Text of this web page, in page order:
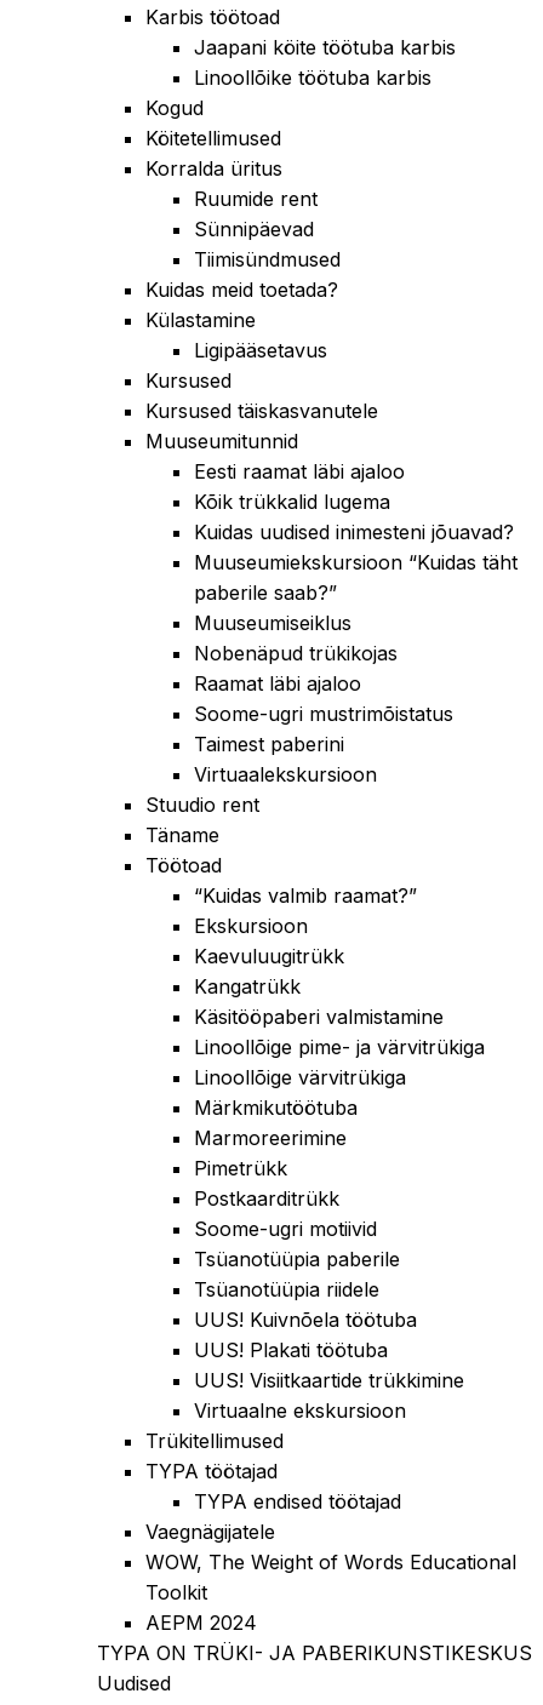
Karbis töötoad
Jaapani köite töötuba karbis
Linoollõike töötuba karbis
Kogud
Köitetellimused
Korralda üritus
Ruumide rent
Sünnipäevad
Tiimisündmused
Kuidas meid toetada?
Külastamine
Ligipääsetavus
Kursused
Kursused täiskasvanutele
Muuseumitunnid
Eesti raamat läbi ajaloo
Kõik trükkalid lugema
Kuidas uudised inimesteni jõuavad?
Muuseumiekskursioon “Kuidas täht
paberile saab?”
Muuseumiseiklus
Nobenäpud trükikojas
Raamat läbi ajaloo
Soome-ugri mustrimõistatus
Taimest paberini
Virtuaalekskursioon
Stuudio rent
Täname
Töötoad
“Kuidas valmib raamat?”
Ekskursioon
Kaevuluugitrükk
Kangatrükk
Käsitööpaberi valmistamine
Linoollõige pime- ja värvitrükiga
Linoollõige värvitrükiga
Märkmikutöötuba
Marmoreerimine
Pimetrükk
Postkaarditrükk
Soome-ugri motiivid
Tsüanotüüpia paberile
Tsüanotüüpia riidele
UUS! Kuivnõela töötuba
UUS! Plakati töötuba
UUS! Visiitkaartide trükkimine
Virtuaalne ekskursioon
Trükitellimused
TYPA töötajad
TYPA endised töötajad
Vaegnägijatele
WOW, The Weight of Words Educational
Toolkit
AEPM 2024
TYPA ON TRÜKI- JA PABERIKUNSTIKESKUS
Uudised